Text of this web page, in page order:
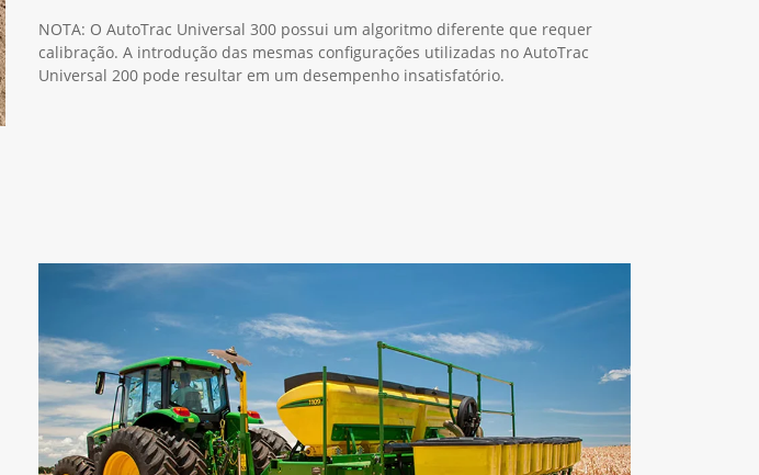
NOTA: O AutoTrac Universal 300 possui um algoritmo diferente que requer
calibração. A introdução das mesmas configurações utilizadas no AutoTrac
Universal 200 pode resultar em um desempenho insatisfatório.